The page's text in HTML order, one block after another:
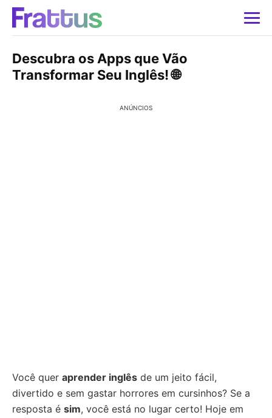
Descubra os Apps que Vão
Transformar Seu Inglês! 🌐
ANÚNCIOS
Você quer aprender inglês de um jeito fácil,
divertido e sem gastar horrores em cursinhos? Se a
resposta é sim, você está no lugar certo! Hoje em